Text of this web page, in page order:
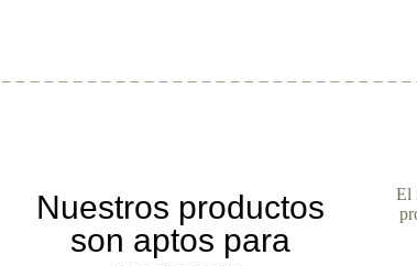
Nuestros productos
son aptos para
El